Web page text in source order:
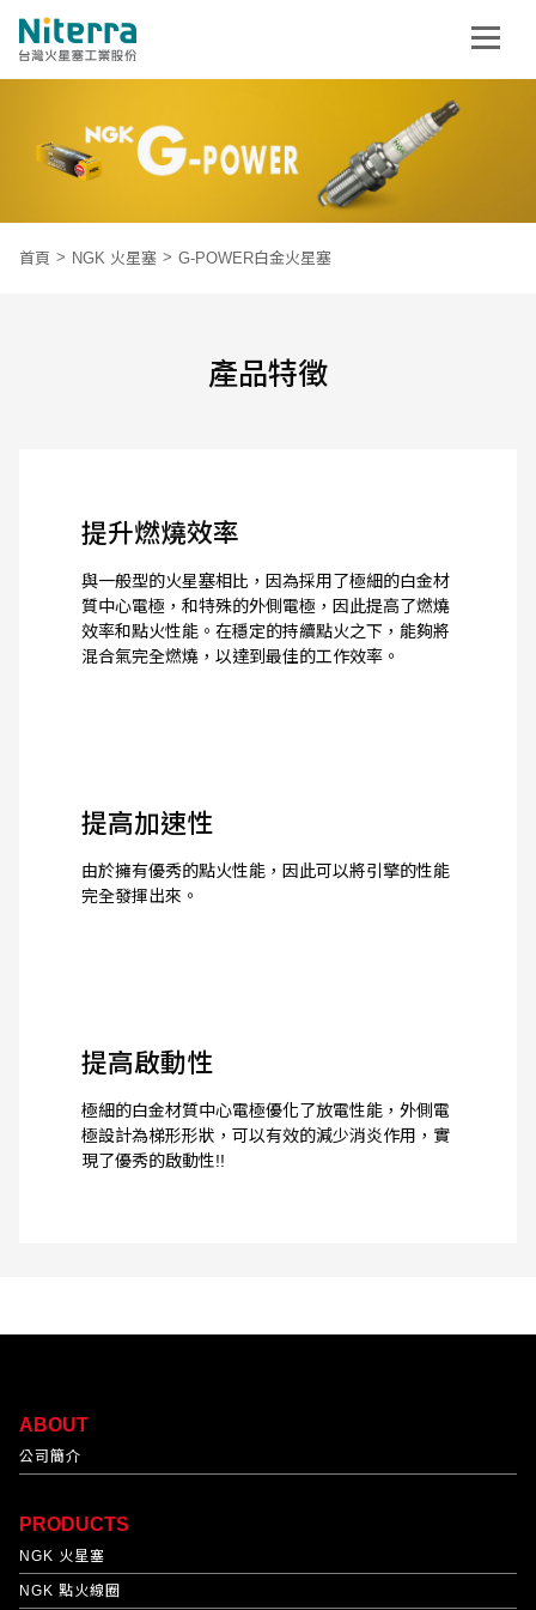
首頁 NGK 火星塞 G-POWER白金火星塞
產品特徵
提升燃燒效率
與一般型的火星塞相比，因為採用了極細的白金材
質中心電極，和特殊的外側電極，因此提高了燃燒
效率和點火性能。在穩定的持續點火之下，能夠將
混合氣完全燃燒，以達到最佳的工作效率。
提高加速性
由於擁有優秀的點火性能，因此可以將引擎的性能
完全發揮出來。
提高啟動性
極細的白金材質中心電極優化了放電性能，外側電
極設計為梯形形狀，可以有效的減少消炎作用，實
現了優秀的啟動性!!
ABOUT
公司簡介
PRODUCTS
NGK 火星塞
NGK 點火線圈